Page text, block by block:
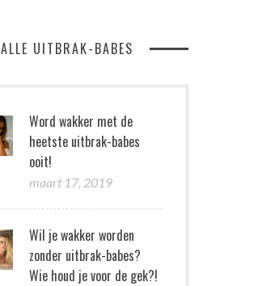
ALLE UITBRAK-BABES
Word wakker met de
heetste uitbrak-babes
ooit!
maart 17, 2019
Wil je wakker worden
zonder uitbrak-babes?
Wie houd je voor de gek?!